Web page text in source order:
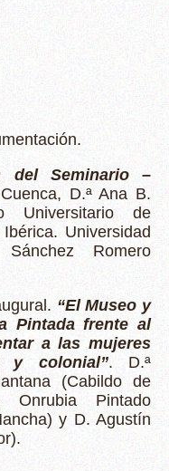
del Seminario –
D.ª Ana B.
Universitario de
Universidad
Romero
“El Museo y
Pintada frente al
a las mujeres
y colonial”. D.ª
(Cabildo de
Pintado
y D. Agustín